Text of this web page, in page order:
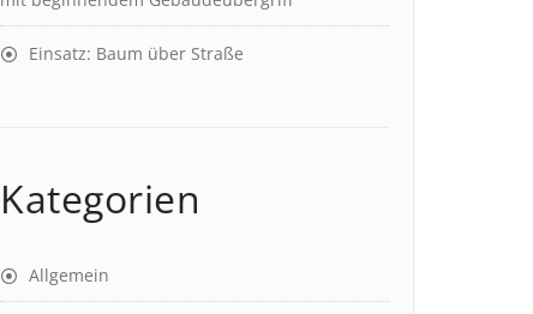
Einsatz: Baum über Straße
Kategorien
Allgemein